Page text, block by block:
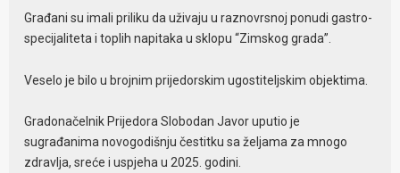
Građani su imali priliku da uživaju u raznovrsnoj ponudi gastro-
specijaliteta i toplih napitaka u sklopu “Zimskog grada”.
Veselo je bilo u brojnim prijedorskim ugostiteljskim objektima.
Gradonačelnik Prijedora Slobodan Javor uputio je
sugrađanima novogodišnju čestitku sa željama za mnogo
zdravlja, sreće i uspjeha u 2025. godini.